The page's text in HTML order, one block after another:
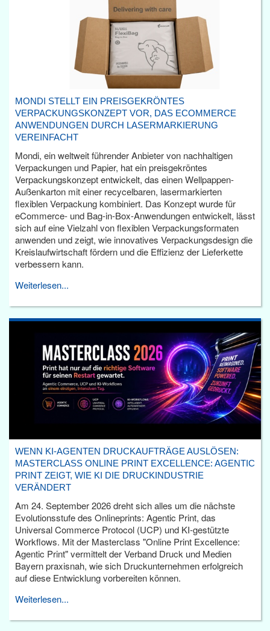
MONDI STELLT EIN PREISGEKRÖNTES
VERPACKUNGSKONZEPT VOR, DAS ECOMMERCE
ANWENDUNGEN DURCH LASERMARKIERUNG
VEREINFACHT
Mondi, ein weltweit führender Anbieter von nachhaltigen
Verpackungen und Papier, hat ein preisgekröntes
Verpackungskonzept entwickelt, das einen Wellpappen-
Außenkarton mit einer recycelbaren, lasermarkierten
flexiblen Verpackung kombiniert. Das Konzept wurde für
eCommerce- und Bag-in-Box-Anwendungen entwickelt, lässt
sich auf eine Vielzahl von flexiblen Verpackungsformaten
anwenden und zeigt, wie innovatives Verpackungsdesign die
Kreislaufwirtschaft fördern und die Effizienz der Lieferkette
verbessern kann.
Weiterlesen...
WENN KI-AGENTEN DRUCKAUFTRÄGE AUSLÖSEN:
MASTERCLASS ONLINE PRINT EXCELLENCE: AGENTIC
PRINT ZEIGT, WIE KI DIE DRUCKINDUSTRIE
VERÄNDERT
Am 24. September 2026 dreht sich alles um die nächste
Evolutionsstufe des Onlineprints: Agentic Print, das
Universal Commerce Protocol (UCP) und KI-gestützte
Workflows. Mit der Masterclass "Online Print Excellence:
Agentic Print" vermittelt der Verband Druck und Medien
Bayern praxisnah, wie sich Druckunternehmen erfolgreich
auf diese Entwicklung vorbereiten können.
Weiterlesen...